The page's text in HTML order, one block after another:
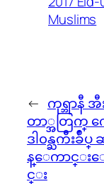
Muslims
← ကုရ္ဘာနီ အီ
တာ္အတြက္
ဒါ၀န္ႀကီးခ်ဳပ္
န္ေကာင္း
င္း